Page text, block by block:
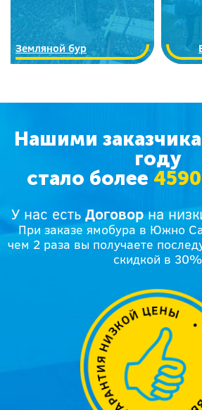
Земляной бур
Нашими
году
стало более
У нас есть Договорна
При заказе ямобура в Южно
чем 2 раза вы получаете
скидкой в 30%